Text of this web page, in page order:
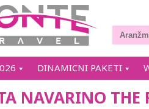
DINAMICNI PAKETI
NAVARINO THE